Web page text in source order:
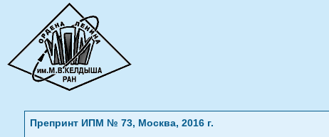
Препринт ИПМ № 73, Москва, 2016 г.